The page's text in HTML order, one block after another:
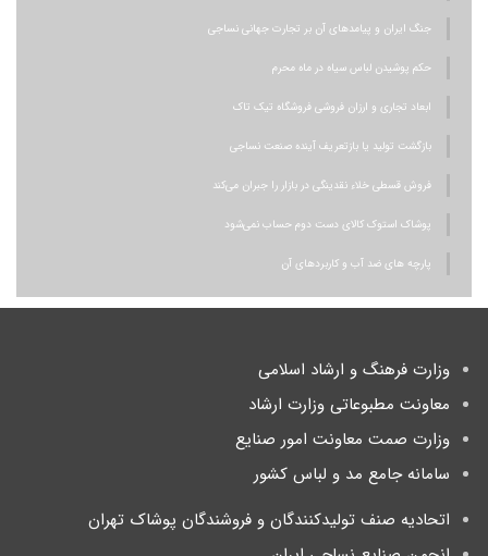
جنگ ایران و پیامدهای آن بر تجارت جهانی نساجی
حکم پوشیدن لباس سیاه در ماه محرم
ابعاد تجاری و ارزان فروشی فروشگاه تیک تاک
بازگشت تولید یا بازتعریف آینده صنعت نساجی
فروش قسطی خلاء نقدینگی در بازار را جبران می‌کند
پوشاک استوک کالای دست دوم حساب نمی‌شود
پارچه های ضد آب و کاربردهای آن
وزارت فرهنگ و ارشاد اسلامی
معاونت مطبوعاتی وزارت ارشاد
وزارت صمت معاونت امور صنایع
سامانه جامع مد و لباس کشور
اتحادیه صنف تولیدکنندگان و فروشندگان پوشاک تهران